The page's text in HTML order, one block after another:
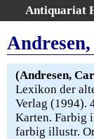
Antiquariat
Home
Gesamtbestand
Erweiterte Suche
Kategorien
Schlagwörter
(Andresen,
Lexikon der
Verlag (1994).
Karten. Farbig
farbig illustr.